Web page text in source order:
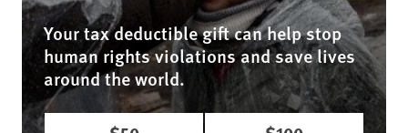
Your tax deductible gift can help stop
human rights violations and save lives
around the world.